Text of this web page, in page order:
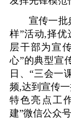
宣传一批
样”活动,择优
层干部为宣
心”的典型宣
日、“三会一
频,达到宣传
特色亮点工
建”微信公众